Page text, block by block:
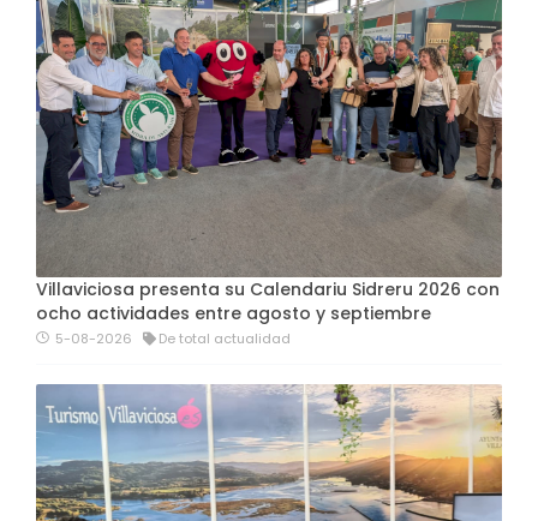
Villaviciosa presenta su Calendariu Sidreru 2026 con
ocho actividades entre agosto y septiembre
5-08-2026 De total actualidad